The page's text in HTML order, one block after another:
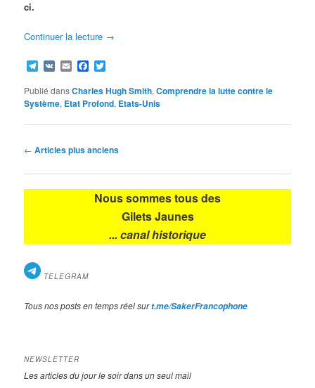
ci.
Continuer la lecture →
Telegram
VK EmailFacebook
Publié dansCharles Hugh Smith,Comprendre la lutte contre le
Système, Etat Profond, Etats-Unis
Navigation
articles
← Articles plus anciens
Nous sommes tous des
Gilets Jaunes
... canal historique
TELEGRAM
Tous nos posts en temps réel surt.me/SakerFrancophone
NEWSLETTER
Les articles du jour le soir dans un seul mail